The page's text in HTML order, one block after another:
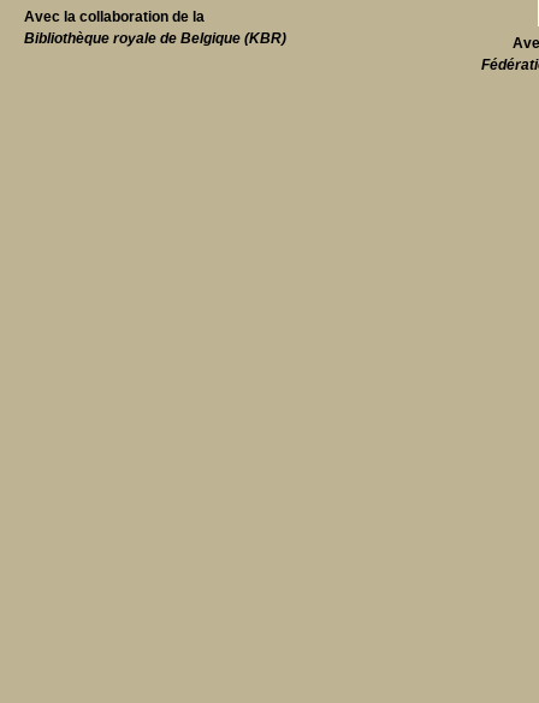
Avec la collaboration de la
Bibliothèque royale de Belgique (KBR)